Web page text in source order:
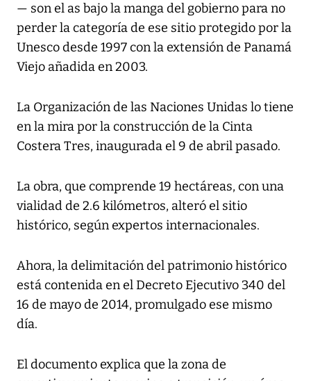
— son el as bajo la manga del gobierno para no
perder la categoría de ese sitio protegido por la
Unesco desde 1997 con la extensión de Panamá
Viejo añadida en 2003.
La Organización de las Naciones Unidas lo tiene
en la mira por la construcción de la Cinta
Costera Tres, inaugurada el 9 de abril pasado.
La obra, que comprende 19 hectáreas, con una
vialidad de 2.6 kilómetros, alteró el sitio
histórico, según expertos internacionales.
Ahora, la delimitación del patrimonio histórico
está contenida en el Decreto Ejecutivo 340 del
16 de mayo de 2014, promulgado ese mismo
día.
El documento explica que la zona de